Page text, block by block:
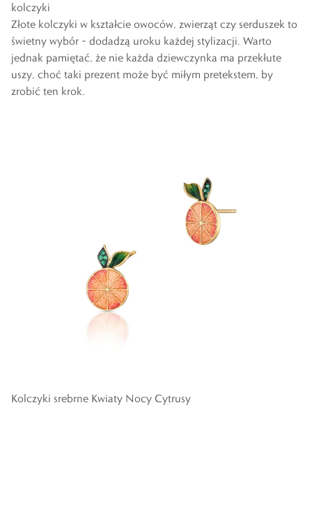
kolczyki
Złote kolczyki w kształcie owoców, zwierząt czy serduszek to
świetny wybór – dodadzą uroku każdej stylizacji. Warto
jednak pamiętać, że nie każda dziewczynka ma przekłute
uszy, choć taki prezent może być miłym pretekstem, by
zrobić ten krok.
Kolczyki srebrne Kwiaty Nocy Cytrusy